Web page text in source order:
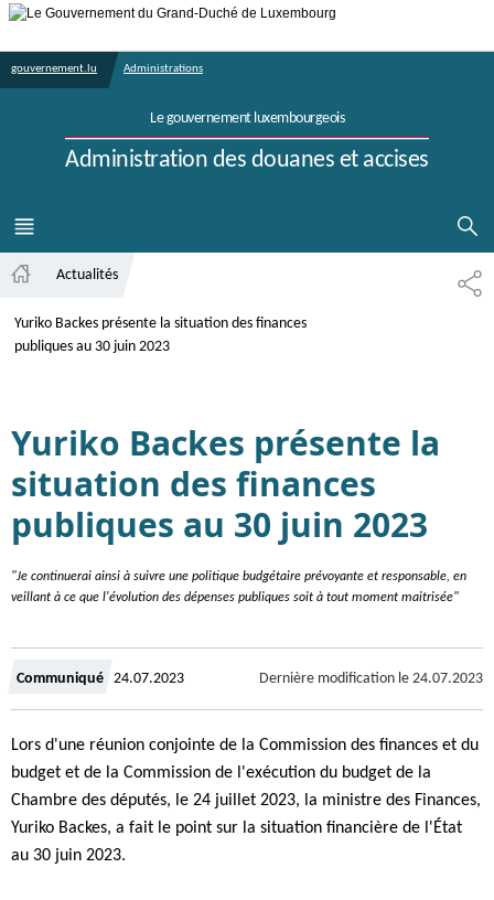
gouvernement.lu Administrations
Le gouvernement luxembourgeois
Administration des douanes et accises
MENU
PRINCIPAL AFFICHER
Actualités
Yuriko Backes présente la situation des finances
publiques au 30 juin 2023
Yuriko Backes présente la
situation des finances
publiques au 30 juin 2023
"Je continuerai ainsi à suivre une politique budgétaire prévoyante et responsable, en
veillant à ce que l'évolution des dépenses publiques soit à tout moment maitrisée"
Communiqué Crée
le
24.07.2023 Dernière modification le 24.07.2023
Lors d'une réunion conjointe de la Commission des finances et du
budget et de la Commission de l'exécution du budget de la
Chambre des députés, le 24 juillet 2023, la ministre des Finances,
Yuriko Backes, a fait le point sur la situation financière de l'État
au 30 juin 2023.